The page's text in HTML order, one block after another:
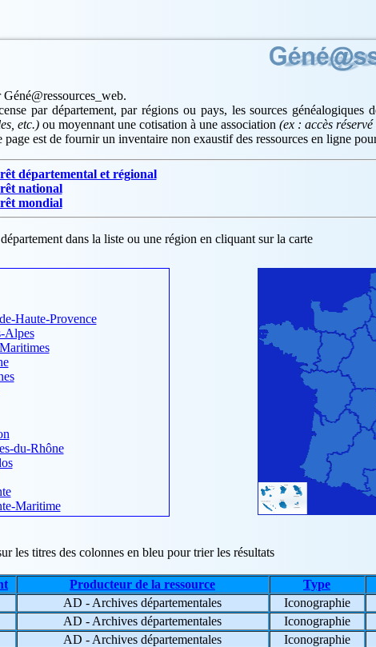
par département, par régions ou pays, les sources généalogiques
etc.)ou moyennant une cotisation à une association (ex : accès
page est de fournir un inventaire non exaustif des ressources en ligne
départemental et régional
national
mondial
dans la liste ou une région en cliquant sur la carte
Haute-Provence
Alpes
du-Rhône
Maritime
les titres des colonnes en bleu pour trier les résultats
Producteur de la ressource Type
AD - Archives départementales Iconographie
AD - Archives départementales Iconographie
AD - Archives départementales Iconographie